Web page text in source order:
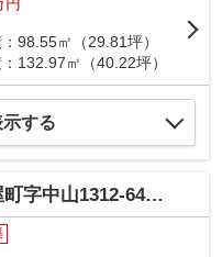
98.55㎡（29.81坪）
132.97㎡（40.22坪）
する
64『仲介料無料』新築戸建て